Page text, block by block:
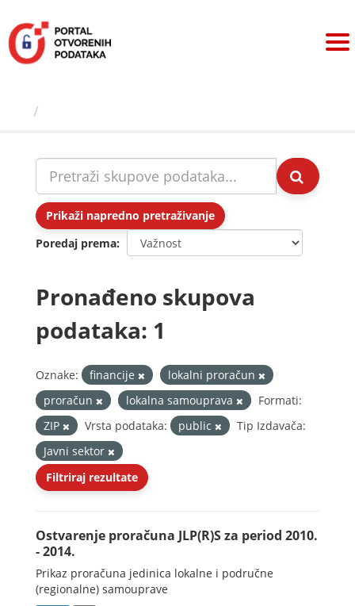
sadržaj
Prikaži napredno pretraživanje
Poredaj prema
Pronađeno skupova
podataka: 1
Oznake: financije
lokalni proračun
proračun
lokalna samouprava
Formati:
ZIP
Vrsta podataka: public
Tip Izdavača:
Javni sektor
Filtriraj rezultate
Ostvarenje proračuna JLP(R)S za period 2010.
- 2014.
Prikaz proračuna jedinica lokalne i područne
(regionalne) samouprave